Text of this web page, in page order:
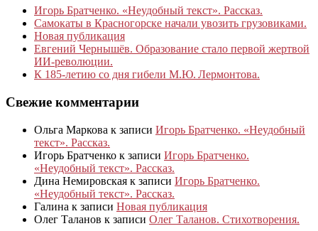
Игорь Братченко. «Неудобный текст». Рассказ.
Самокаты в Красногорске начали увозить грузовиками.
Новая публикация
Евгений Чернышёв. Образование стало первой жертвой
ИИ-революции.
К 185‑летию со дня гибели М.Ю. Лермонтова.
Свежие комментарии
Ольга Маркова к записи Игорь Братченко. «Неудобный
текст». Рассказ.
Игорь Братченко к записи Игорь Братченко.
«Неудобный текст». Рассказ.
Дина Немировская к записи Игорь Братченко.
«Неудобный текст». Рассказ.
Галина к записи Новая публикация
Олег Таланов к записи Олег Таланов. Стихотворения.